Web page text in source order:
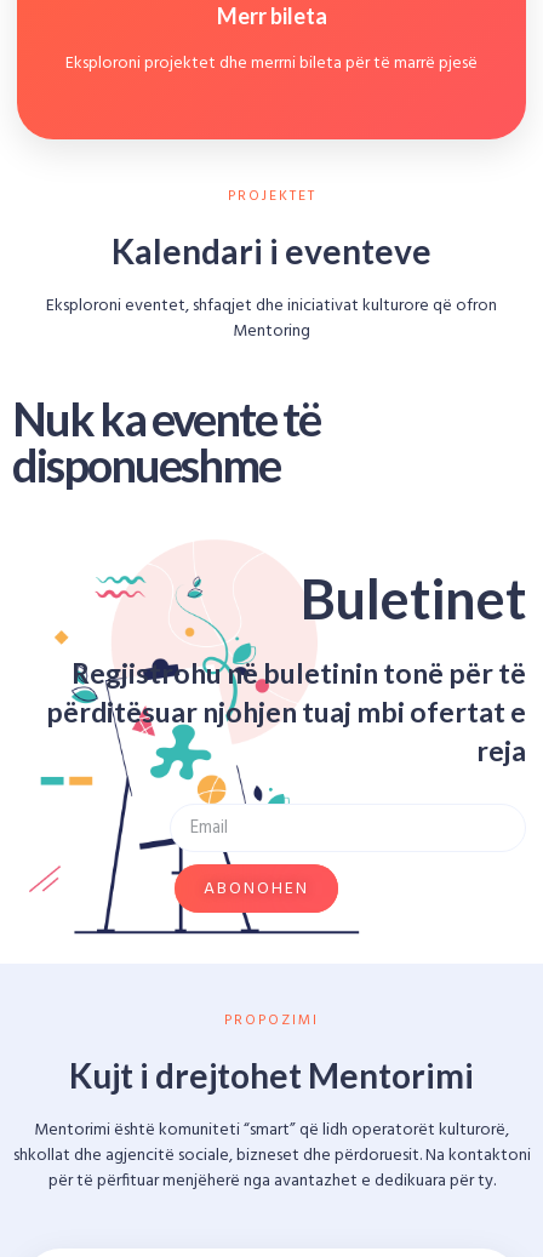
Merr bileta
Eksploroni projektet dhe merrni bileta për të marrë pjesë
PROJEKTET
Kalendari i eventeve
Eksploroni eventet, shfaqjet dhe iniciativat kulturore që ofron
Mentoring
Nuk ka evente të
disponueshme
Buletinet
Regjistrohu në buletinin tonë për të
përditësuar njohjen tuaj mbi ofertat e
reja
ABONOHEN
PROPOZIMI
Kujt i drejtohet Mentorimi
Mentorimi është komuniteti “smart” që lidh operatorët kulturorë,
shkollat ​​dhe agjencitë sociale, bizneset dhe përdoruesit. Na kontaktoni
për të përfituar menjëherë nga avantazhet e dedikuara për ty.